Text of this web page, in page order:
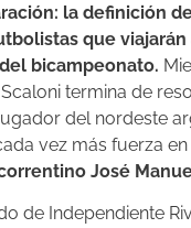
la definición
que viajarán
bicampeonato.
termina de
del nordeste
vez más fuerza en
José
de Independiente